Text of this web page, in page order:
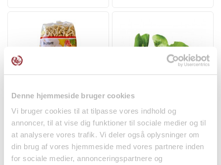
Denne hjemmeside bruger cookies
Vi bruger cookies til at tilpasse vores indhold og
annoncer, til at vise dig funktioner til sociale medier og til
at analysere vores trafik. Vi deler også oplysninger om
din brug af vores hjemmeside med vores partnere inden
for sociale medier, annonceringspartnere og
Kinesiske Nudler 500g
Long Life
Nudler
24,50 kr.
Pak Choi (Bok Choy) -
vægtvare
Frugt og Grønt
0,07 kr.